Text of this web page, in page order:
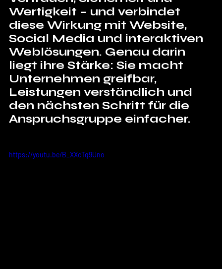
Wertigkeit – und verbindet
diese Wirkung mit Website,
Social Media und interaktiven
Weblösungen. Genau darin
liegt ihre Stärke: Sie macht
Unternehmen greifbar,
Leistungen verständlich und
den nächsten Schritt für die
Anspruchsgruppe einfacher.
https://youtu.be/B_XXcTq9Uno